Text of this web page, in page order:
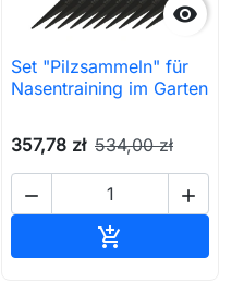

Set "Pilzsammeln" für
Nasentraining im Garten
357,78 zł 534,00 zł
 
